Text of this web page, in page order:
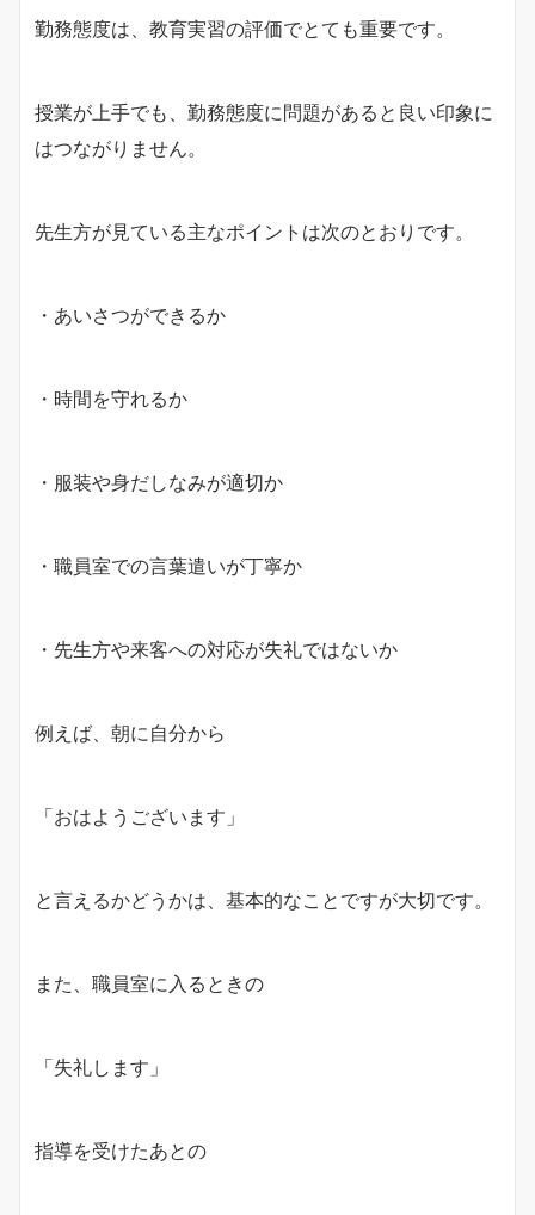
勤務態度は、教育実習の評価でとても重要です。
授業が上手でも、勤務態度に問題があると良い印象に
はつながりません。
先生方が見ている主なポイントは次のとおりです。
・あいさつができるか
・時間を守れるか
・服装や身だしなみが適切か
・職員室での言葉遣いが丁寧か
・先生方や来客への対応が失礼ではないか
例えば、朝に自分から
「おはようございます」
と言えるかどうかは、基本的なことですが大切です。
また、職員室に入るときの
「失礼します」
指導を受けたあとの